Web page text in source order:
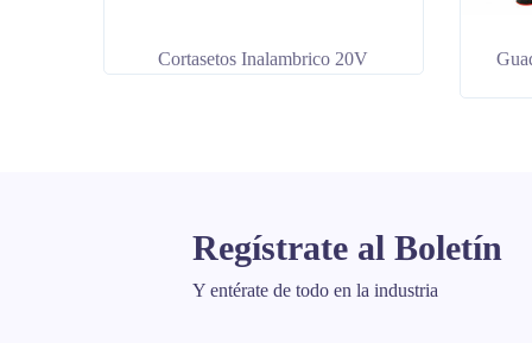
Cortasetos Inalambrico 20V
Regístrate al Boletín
Y entérate de todo en la industria